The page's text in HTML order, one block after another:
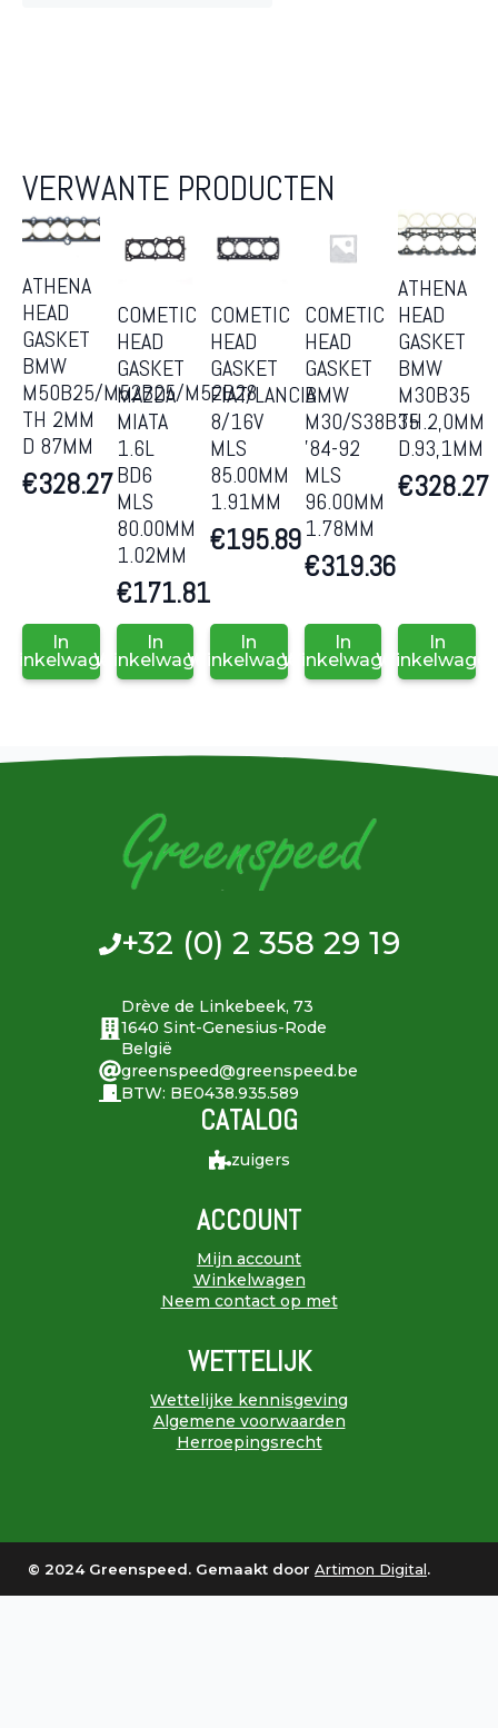
VERWANTE PRODUCTEN
ATHENA
HEAD
GASKET
BMW
M50B25/M52B25/M52B28
TH 2MM
D 87MM
€328.27
In
Winkelwagen
COMETIC
HEAD
GASKET
MAZDA
MIATA
1.6L
BD6
MLS
80.00MM
1.02MM
€171.81
In
Winkelwagen
COMETIC
HEAD
GASKET
FIAT/LANCIA
8/16V
MLS
85.00MM
1.91MM
€195.89
In
Winkelwagen
COMETIC
HEAD
GASKET
BMW
M30/S38B35
’84-92
MLS
96.00MM
1.78MM
€319.36
In
Winkelwagen
ATHENA
HEAD
GASKET
BMW
M30B35
TH.2,0MM
D.93,1MM
€328.27
In
Winkelwagen
+32 (0) 2 358 29 19
Drève de Linkebeek, 73
1640 Sint-Genesius-Rode
België
greenspeed@greenspeed.be
BTW: BE0438.935.589
CATALOG
zuigers
ACCOUNT
Mijn account
Winkelwagen
Neem contact op met
WETTELIJK
Wettelijke kennisgeving
Algemene voorwaarden
Herroepingsrecht
© 2024 Greenspeed. Gemaakt door Artimon Digital.